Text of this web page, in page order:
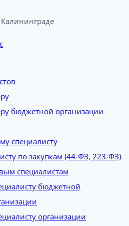
бюджетной организации
специалисту
по закупкам (44-ФЗ, 223-ФЗ)
специалистам
бюджетной
организации